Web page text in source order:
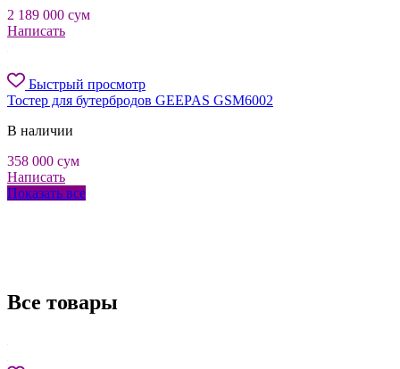
2 189 000 сум
Написать
Быстрый просмотр
Тостер для бутербродов GEEPAS GSM6002
В наличии
358 000 сум
Написать
Показать все
Все товары